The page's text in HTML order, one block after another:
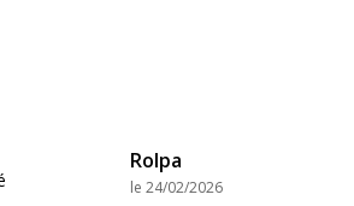
Rolpa
le 24/02/2026